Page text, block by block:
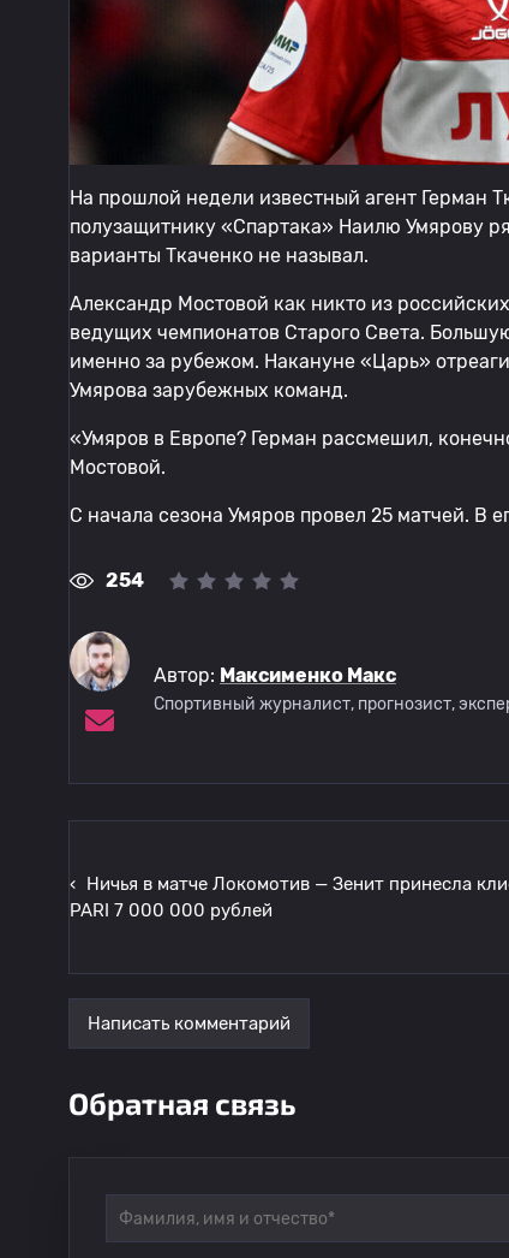
На прошлой недели известный агент Герман
полузащитнику «Спартака» Наилю Умярову
варианты Ткаченко не называл.
Александр Мостовой как никто из
ведущих чемпионатов Старого Света.
именно за рубежом. Накануне «Царь»
Умярова зарубежных команд.
«Умяров в Европе? Герман рассмешил,
Мостовой.
С начала сезона Умяров провел 25 матчей. В
254
Автор: Максименко Макс
Спортивный журналист, прогнозист,
‹ Ничья в матче Локомотив — Зенит принесла
PARI 7 000 000 рублей
Написать комментарий
Обратная связь